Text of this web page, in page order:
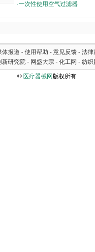
·一次性使用空气过滤器
体报道 - 使用帮助 - 意见反馈 - 法律
新研究院 - 网盛大宗 - 化工网 - 纺织
© 医疗器械网版权所有